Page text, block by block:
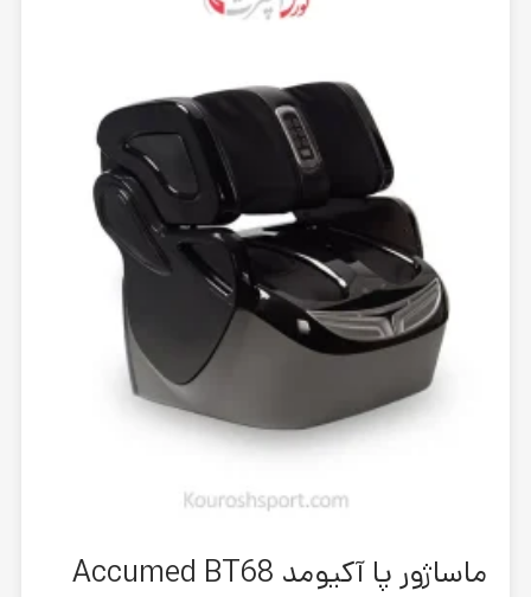
ماساژور پا آکیومد Accumed BT68